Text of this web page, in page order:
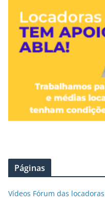
Páginas
Vídeos Fórum das